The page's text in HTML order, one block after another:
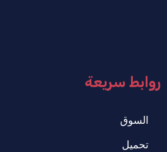
روابط سريعة
السوق
تحميل